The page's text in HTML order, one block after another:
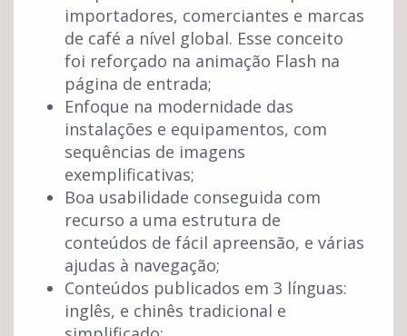
importadores, comerciantes e marcas
de café a nível global. Esse conceito
foi reforçado na animação Flash na
página de entrada;
Enfoque na modernidade das
instalações e equipamentos, com
sequências de imagens
exemplificativas;
Boa usabilidade conseguida com
recurso a uma estrutura de
conteúdos de fácil apreensão, e várias
ajudas à navegação;
Conteúdos publicados em 3 línguas:
inglês, e chinês tradicional e